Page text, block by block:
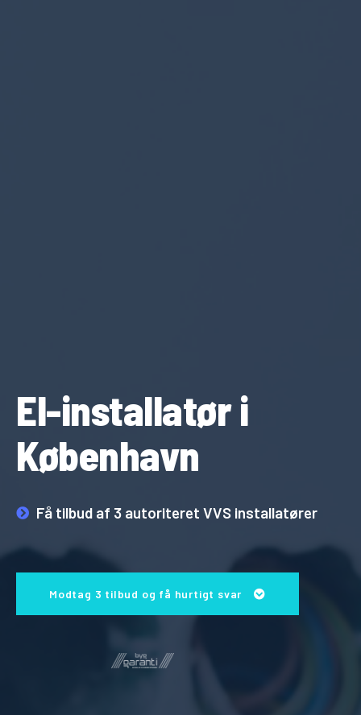
El-installatør i
København
Få tilbud af 3 autoriteret VVS installatører
Modtag 3 tilbud og få hurtigt svar